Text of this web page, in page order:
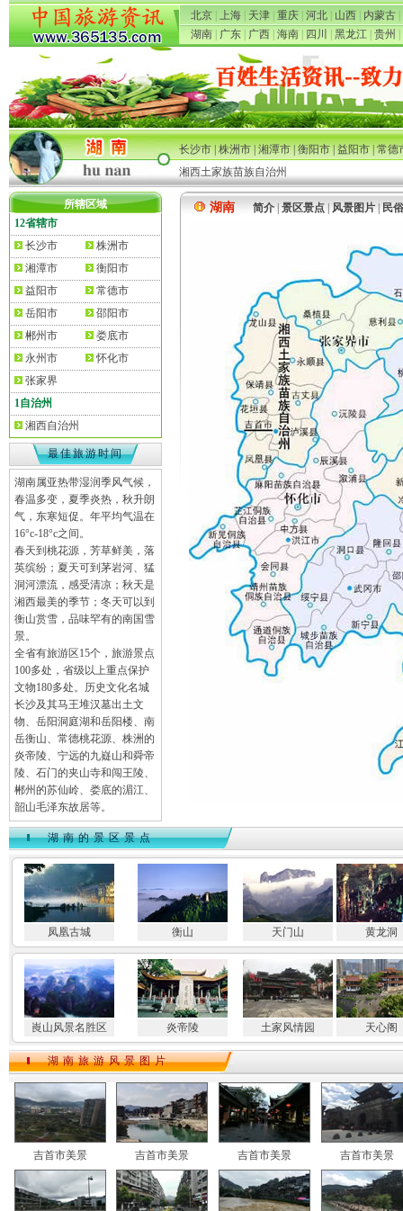
北京 上海 天津 重庆 河北 山西 内蒙古
湖南
广东 广西 海南 四川 黑龙江 贵州
长沙市|株洲市|湘潭市|衡阳市|益阳市|常德
湘西土家族苗族自治州
所辖区域
12省辖市
长沙市
株洲市
湘潭市
衡阳市
益阳市
常德市
岳阳市
邵阳市
郴州市
娄底市
永州市
怀化市
张家界
1自治州
湘西自治州
最佳旅游时间
湖南属亚热带湿润季风气候，
春温多变，夏季炎热，秋升朗
气，东寒短促。年平均气温在
16°c-18°c之间。
春天到桃花源，芳草鲜美，落
英缤纷；夏天可到茅岩河、猛
洞河漂流，感受清凉；秋天是
湘西最美的季节；冬天可以到
衡山赏雪，品味罕有的南国雪
景。
全省有旅游区15个，旅游景点
100多处，省级以上重点保护
文物180多处。历史文化名城
长沙及其马王堆汉墓出土文
物、岳阳洞庭湖和岳阳楼、南
岳衡山、常德桃花源、株洲的
炎帝陵、宁远的九嶷山和舜帝
陵、石门的夹山寺和闯王陵、
郴州的苏仙岭、娄底的湄江、
韶山毛泽东故居等。
湖南 简介| 景区景点 风景图片 民
湖南的景区景点
凤凰古城 衡山 天门山 黄龙洞
崀山风景名胜区 炎帝陵 土家风情园 天心阁
湖南旅游风景图片
吉首市美景 吉首市美景 吉首市美景 吉首市美景